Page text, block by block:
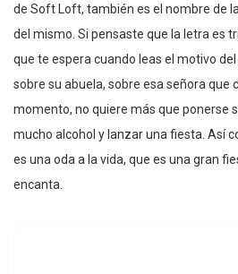
de Soft Loft, también es el nombre de
del mismo. Si pensaste que la letra es
que te espera cuando leas el motivo
sobre su abuela, sobre esa señora que
momento, no quiere más que ponerse
mucho alcohol y lanzar una fiesta. Así
es una oda a la vida, que es una gran
encanta.